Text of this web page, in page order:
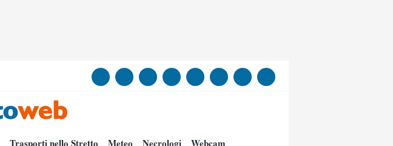
Trasporti nello Stretto Meteo Necrologi Webcam